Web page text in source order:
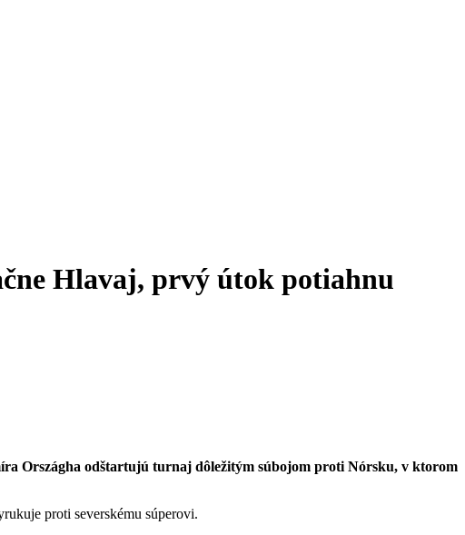
Hlavaj, prvý útok potiahnu
Országha odštartujú turnaj dôležitým súbojom proti Nórsku, v ktorom
proti severskému súperovi.